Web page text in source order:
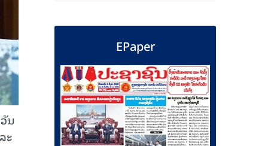
ນ
ະ
EPaper